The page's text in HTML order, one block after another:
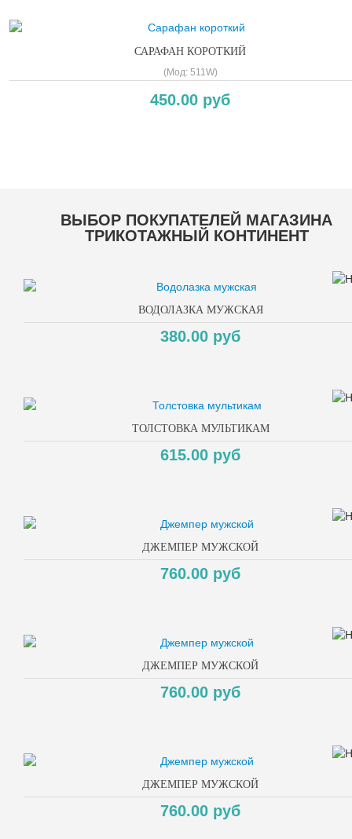
САРАФАН КОРОТКИЙ
(Мод: 511W)
450.00 руб
ВЫБОР ПОКУПАТЕЛЕЙ МАГАЗИНА
ТРИКОТАЖНЫЙ КОНТИНЕНТ
ВОДОЛАЗКА МУЖСКАЯ
380.00 руб
ТОЛСТОВКА МУЛЬТИКАМ
615.00 руб
ДЖЕМПЕР МУЖСКОЙ
760.00 руб
ДЖЕМПЕР МУЖСКОЙ
760.00 руб
ДЖЕМПЕР МУЖСКОЙ
760.00 руб